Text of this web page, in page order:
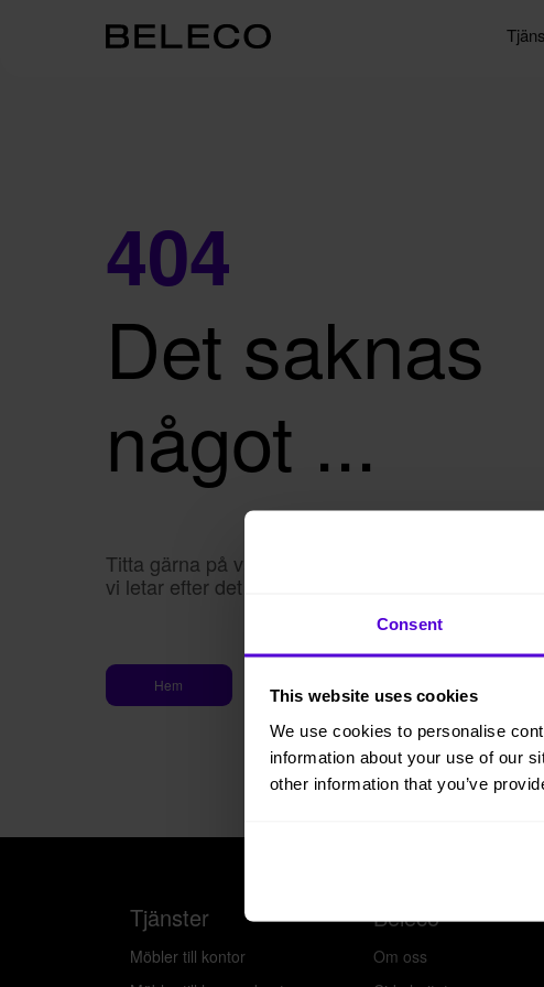
Consent
This website uses cookies
We use cookies to personalise
information about your use of our
other information that you’ve
404
Det saknas
något ...
Titta gärna på våra andra sidor medan
vi letar efter det som saknas.
Hem
Tjänster
Möbler till kontor
Beleco
Om oss